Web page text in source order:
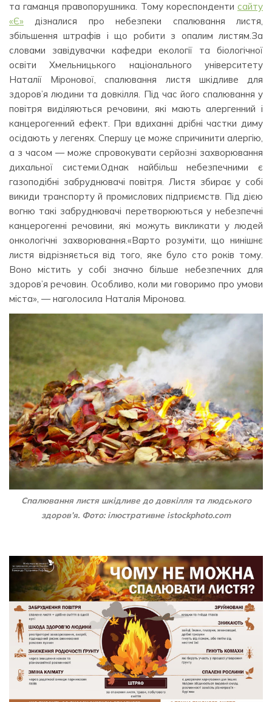
та гаманця правопорушника. Тому кореспонденти сайту
«Є» дізналися про небезпеки спалювання листя,
збільшення штрафів і що робити з опалим листям.За
словами завідувачки кафедри екології та біологічної
освіти Хмельницького національного університету
Наталії Міронової, спалювання листя шкідливе для
здоров’я людини та довкілля. Під час його спалювання у
повітря виділяються речовини, які мають алергенний і
канцерогенний ефект. При вдиханні дрібні частки диму
осідають у легенях. Спершу це може спричинити алергію,
а з часом — може спровокувати серйозні захворювання
дихальної системи.Однак найбільш небезпечними є
газоподібні забруднювачі повітря. Листя збирає у собі
викиди транспорту й промислових підприємств. Під дією
вогню такі забруднювачі перетворюються у небезпечні
канцерогенні речовини, які можуть викликати у людей
онкологічні захворювання.«Варто розуміти, що нинішнє
листя відрізняється від того, яке було сто років тому.
Воно містить у собі значно більше небезпечних для
здоров’я речовин. Особливо, коли ми говоримо про умови
міста», — наголосила Наталія Міронова.
Спалювання листя шкідливе до довкілля та людського
здоров’я. Фото: ілюстративне istockphoto.com